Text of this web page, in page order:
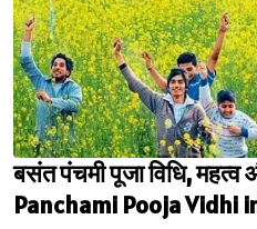
बसंत पंचमी पूजा विधि,
Panchami Pooja Vidhi